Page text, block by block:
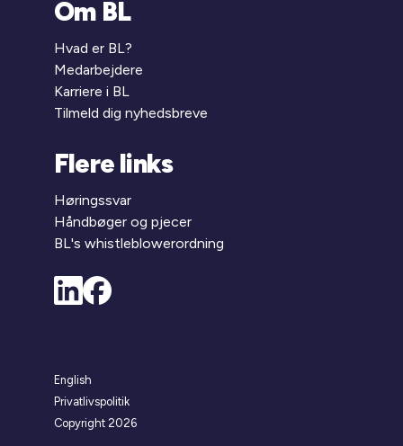
Om BL
Hvad er BL?
Medarbejdere
Karriere i BL
Tilmeld dig nyhedsbreve
Flere links
Høringssvar
Håndbøger og pjecer
BL's whistleblowerordning
English
Privatlivspolitik
Copyright 2026